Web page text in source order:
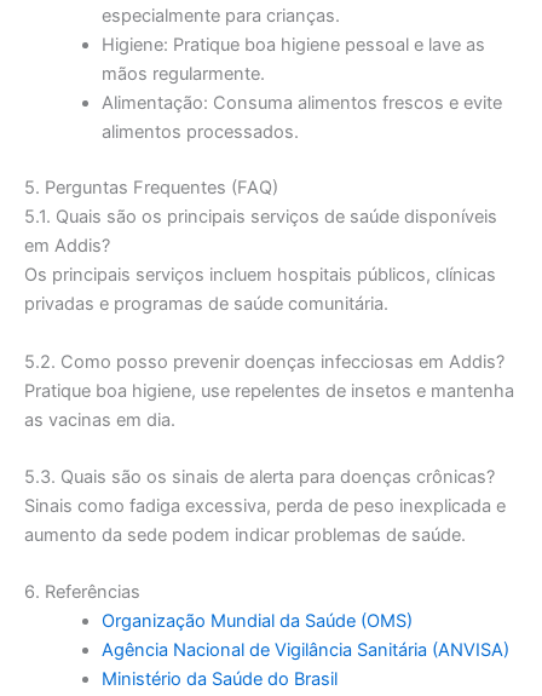
especialmente para crianças.
Higiene: Pratique boa higiene pessoal e lave as
mãos regularmente.
Alimentação: Consuma alimentos frescos e evite
alimentos processados.
5. Perguntas Frequentes (FAQ)
5.1. Quais são os principais serviços de saúde disponíveis
em Addis?
Os principais serviços incluem hospitais públicos, clínicas
privadas e programas de saúde comunitária.
5.2. Como posso prevenir doenças infecciosas em Addis?
Pratique boa higiene, use repelentes de insetos e mantenha
as vacinas em dia.
5.3. Quais são os sinais de alerta para doenças crônicas?
Sinais como fadiga excessiva, perda de peso inexplicada e
aumento da sede podem indicar problemas de saúde.
6. Referências
Organização Mundial da Saúde (OMS)
Agência Nacional de Vigilância Sanitária (ANVISA)
Ministério da Saúde do Brasil